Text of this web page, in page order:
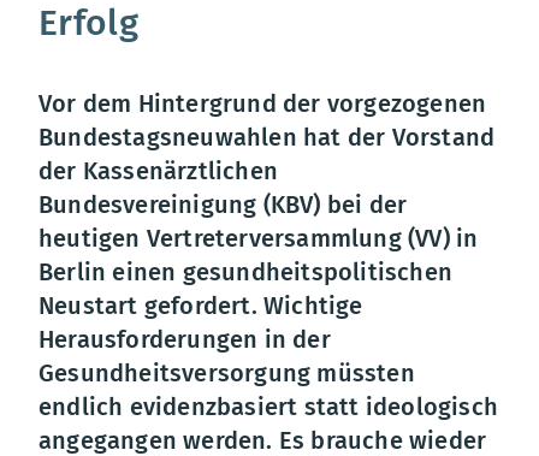
Erfolg
Vor dem Hintergrund der vorgezogenen
Bundestagsneuwahlen hat der Vorstand
der Kassenärztlichen
Bundesvereinigung (KBV) bei der
heutigen Vertreterversammlung (VV) in
Berlin einen gesundheitspolitischen
Neustart gefordert. Wichtige
Herausforderungen in der
Gesundheitsversorgung müssten
endlich evidenzbasiert statt ideologisch
angegangen werden. Es brauche wieder